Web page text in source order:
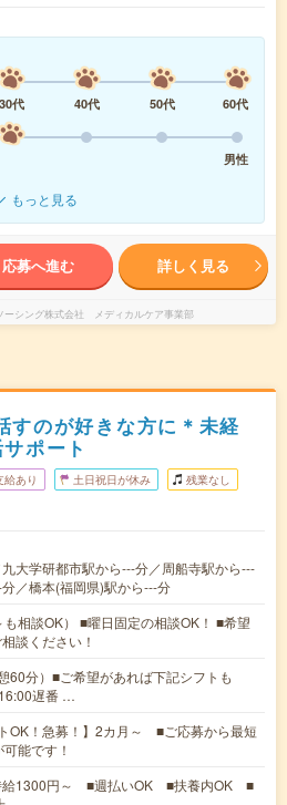
30代 40代 50代
60代
男性
もっと見る
応募へ進む 詳しく見る
ーシング株式会社 メディカルケア事業部
すのが好きな方に＊未経
ポート
給あり 土日祝日が休み 残業なし
大学研都市駅から---分／周船寺駅から---
／橋本(福岡県)駅から---分
相談OK） ■曜日固定の相談OK！ ■希望
談ください！
60分）■ご希望があれば下記シフトも
遅番 …
OK！急募！】2カ月～ ■ご応募から最短
能です！
給1300円～ ■週払いOK ■扶養内OK ■